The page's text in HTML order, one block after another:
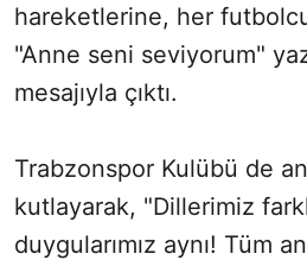
hareketlerine, her
"Anne seni seviyorum"
mesajıyla çıktı.
Trabzonspor Kulübü de
kutlayarak, "Dillerimiz
duygularımız aynı! Tüm